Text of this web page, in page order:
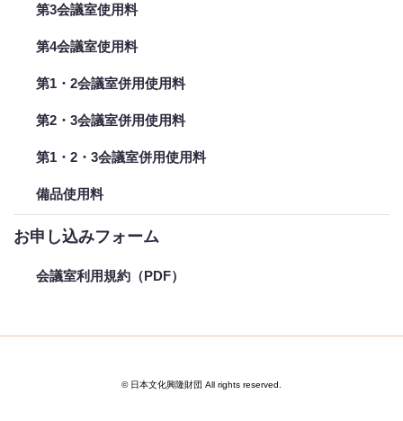
第3会議室使用料
第4会議室使用料
第1・2会議室併用使用料
第2・3会議室併用使用料
第1・2・3会議室併用使用料
備品使用料
お申し込みフォーム
会議室利用規約（PDF）
© 日本文化興隆財団 All rights reserved.